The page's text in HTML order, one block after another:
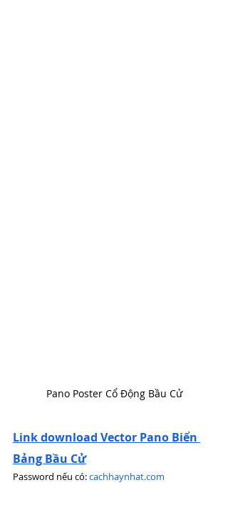
Pano Poster Cổ Động Bầu Cử
Link download Vector Pano Biển
Bảng Bầu Cử
Password nếu có: cachhaynhat.com